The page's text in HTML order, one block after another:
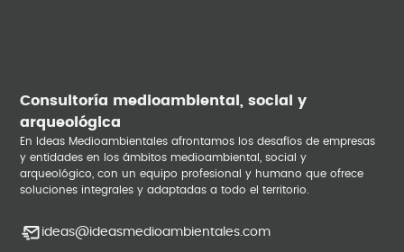
Consultoría medioambiental, social y
arqueológica
En Ideas Medioambientales afrontamos los desafíos de empresas
y entidades en los ámbitos medioambiental, social y
arqueológico, con un equipo profesional y humano que ofrece
soluciones integrales y adaptadas a todo el territorio.
ideas@ideasmedioambientales.com